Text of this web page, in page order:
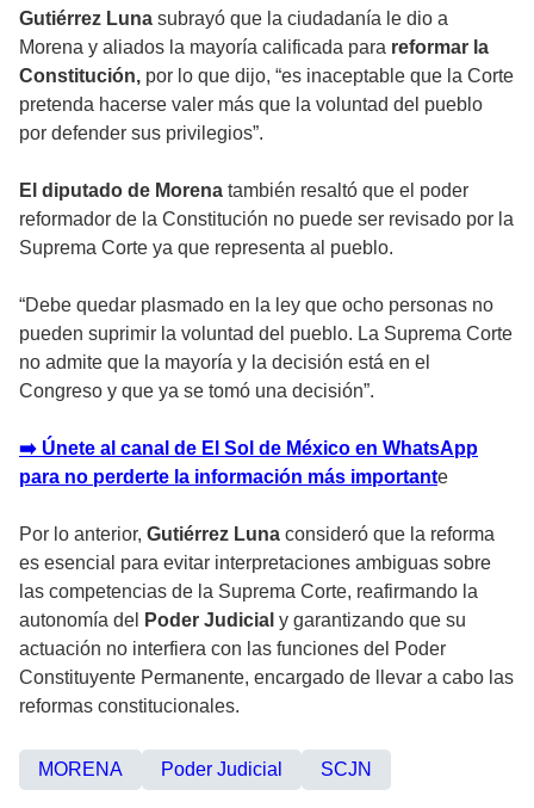
Gutiérrez Luna subrayó que la ciudadanía le dio a
Morena y aliados la mayoría calificada para reformar la
Constitución, por lo que dijo, “es inaceptable que la Corte
pretenda hacerse valer más que la voluntad del pueblo
por defender sus privilegios”.
El diputado de Morena también resaltó que el poder
reformador de la Constitución no puede ser revisado por la
Suprema Corte ya que representa al pueblo.
“Debe quedar plasmado en la ley que ocho personas no
pueden suprimir la voluntad del pueblo. La Suprema Corte
no admite que la mayoría y la decisión está en el
Congreso y que ya se tomó una decisión”.
➡️ Únete al canal de El Sol de México en WhatsApp
para no perderte la información más importante
Por lo anterior, Gutiérrez Luna consideró que la reforma
es esencial para evitar interpretaciones ambiguas sobre
las competencias de la Suprema Corte, reafirmando la
autonomía del
Poder Judicial y garantizando que su
actuación no interfiera con las funciones del Poder
Constituyente Permanente, encargado de llevar a cabo las
reformas constitucionales.
MORENA Poder Judicial SCJN